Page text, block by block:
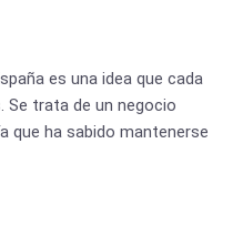
es una idea que cada
Se trata de un negocio
que ha sabido mantenerse